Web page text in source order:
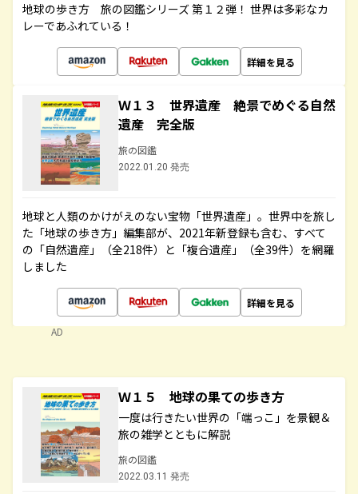
地球の歩き方 旅の図鑑シリーズ 第１２弾！ 世界は多彩なカ
レーであふれている！
詳細を見る
Ｗ１３ 世界遺産 絶景でめぐる自然
遺産 完全版
旅の図鑑
2022.01.20 発売
地球と人類のかけがえのない宝物「世界遺産」。世界中を旅し
た「地球の歩き方」編集部が、2021年新登録も含む、すべて
の「自然遺産」（全218件）と「複合遺産」（全39件）を網羅
しました
詳細を見る
AD
Ｗ１５ 地球の果ての歩き方
一度は行きたい世界の「端っこ」を景観＆
旅の雑学とともに解説
旅の図鑑
2022.03.11 発売